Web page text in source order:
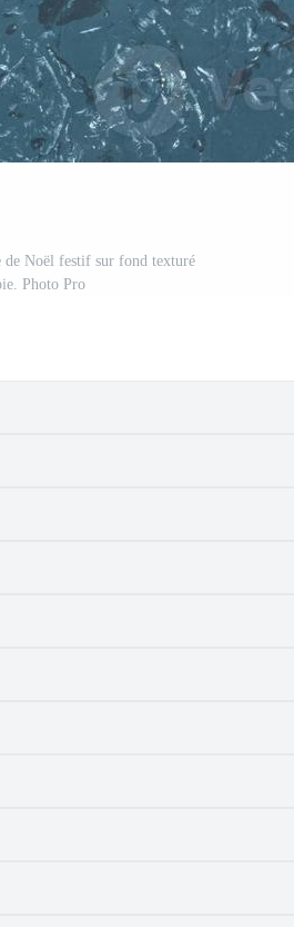
de Noël festif sur fond texturé
Photo Pro